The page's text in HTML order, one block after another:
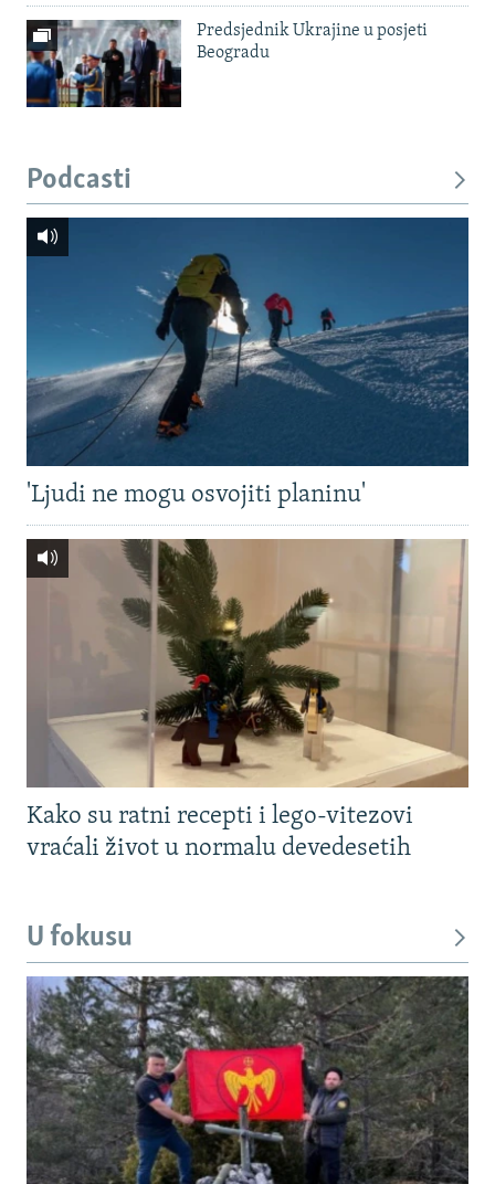
Predsjednik Ukrajine u posjeti
Beogradu
Podcasti
'Ljudi ne mogu osvojiti planinu'
Kako su ratni recepti i lego-vitezovi
vraćali život u normalu devedesetih
U fokusu